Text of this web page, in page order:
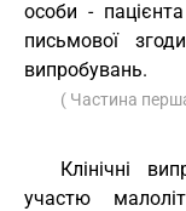
особи -
письмової
випробувань.
( Частина
Клінічні
участю